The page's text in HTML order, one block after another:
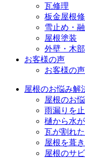
瓦修理
板金屋根
雪止め・
屋根塗装
外壁・木
お客様の声
お客様の
屋根のお悩み解
屋根のお
雨漏りを
樋から水
瓦が割れ
屋根を葺
屋根のサ